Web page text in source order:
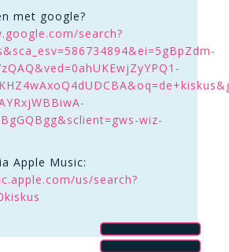
met google?
search?
wiz-
Apple Music:
us/search?